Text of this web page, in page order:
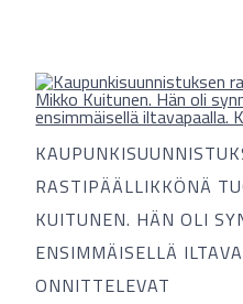
RASTIPÄÄLLIKKÖNÄ
KUITUNEN. HÄN OLI
ENSIMMÄISELLÄ
ONNITTELEVAT